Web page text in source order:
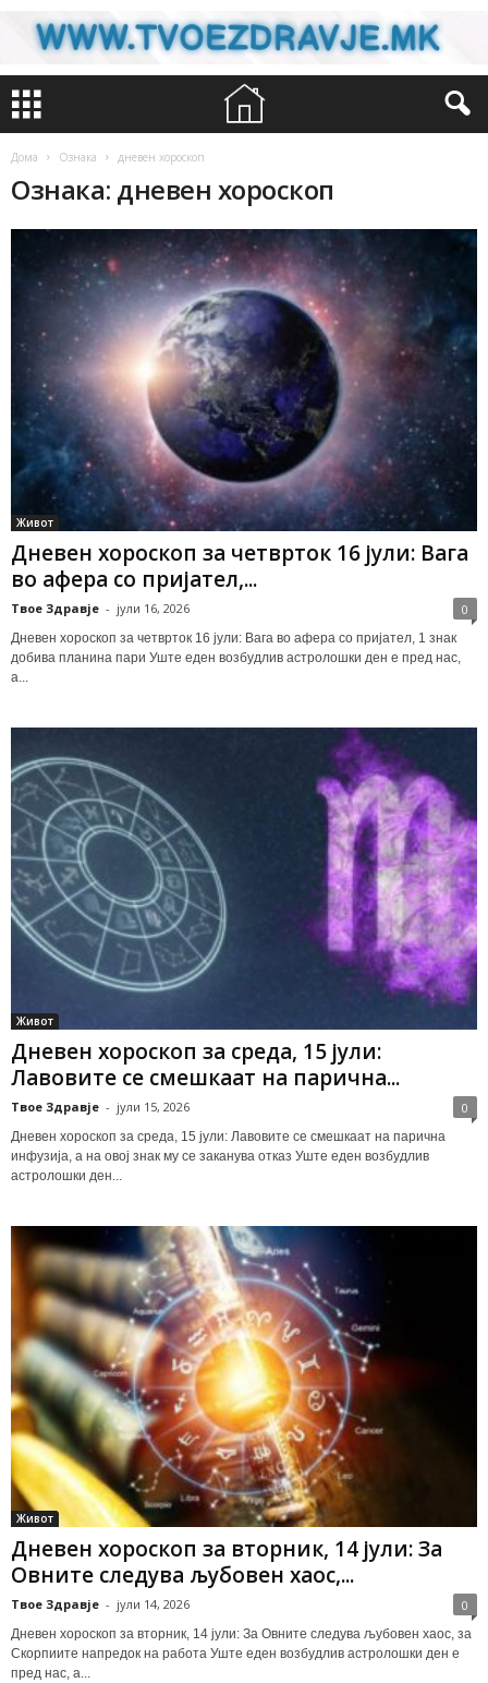
Дома Ознака дневен хороскоп
Ознака: дневен хороскоп
Живот
Дневен хороскоп за четврток 16 јули: Вага
во афера со пријател,...
Твое Здравје - јули 16, 2026 0
Дневен хороскоп за четврток 16 јули: Вага во афера со пријател, 1 знак
добива планина пари Уште еден возбудлив астролошки ден е пред нас,
а...
Живот
Дневен хороскоп за среда, 15 јули:
Лавовите се смешкаат на парична...
Твое Здравје - јули 15, 2026 0
Дневен хороскоп за среда, 15 јули: Лавовите се смешкаат на парична
инфузија, а на овој знак му се заканува отказ Уште еден возбудлив
астролошки ден...
Живот
Дневен хороскоп за вторник, 14 јули: За
Овните следува љубовен хаос,...
Твое Здравје - јули 14, 2026 0
Дневен хороскоп за вторник, 14 јули: За Овните следува љубовен хаос, за
Скорпиите напредок на работа Уште еден возбудлив астролошки ден е
пред нас, а...